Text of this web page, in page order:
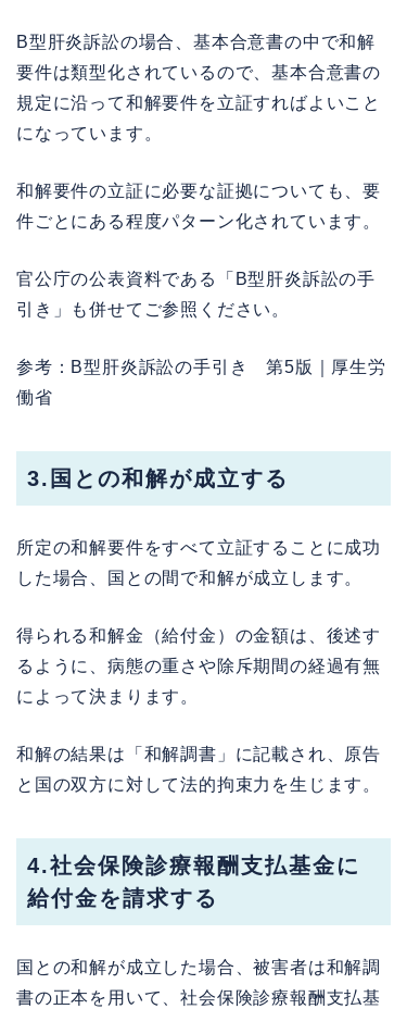
B型肝炎訴訟の場合、基本合意書の中で和解
要件は類型化されているので、基本合意書の
規定に沿って和解要件を立証すればよいこと
になっています。
和解要件の立証に必要な証拠についても、要
件ごとにある程度パターン化されています。
官公庁の公表資料である「B型肝炎訴訟の手
引き」も併せてご参照ください。
参考： B型肝炎訴訟の手引き 第5版｜厚生労
働省
3.国との和解が成立する
所定の和解要件をすべて立証することに成功
した場合、国との間で和解が成立します。
得られる和解金（給付金）の金額は、後述す
るように、病態の重さや除斥期間の経過有無
によって決まります。
和解の結果は「和解調書」に記載され、原告
と国の双方に対して法的拘束力を生じます。
4.社会保険診療報酬支払基金に
給付金を請求する
国との和解が成立した場合、被害者は和解調
書の正本を用いて、社会保険診療報酬支払基